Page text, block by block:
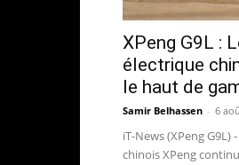
XPeng G9L :
électrique
le haut de
Samir Belhassen - 6
iT-News (XPeng
chinois XPeng